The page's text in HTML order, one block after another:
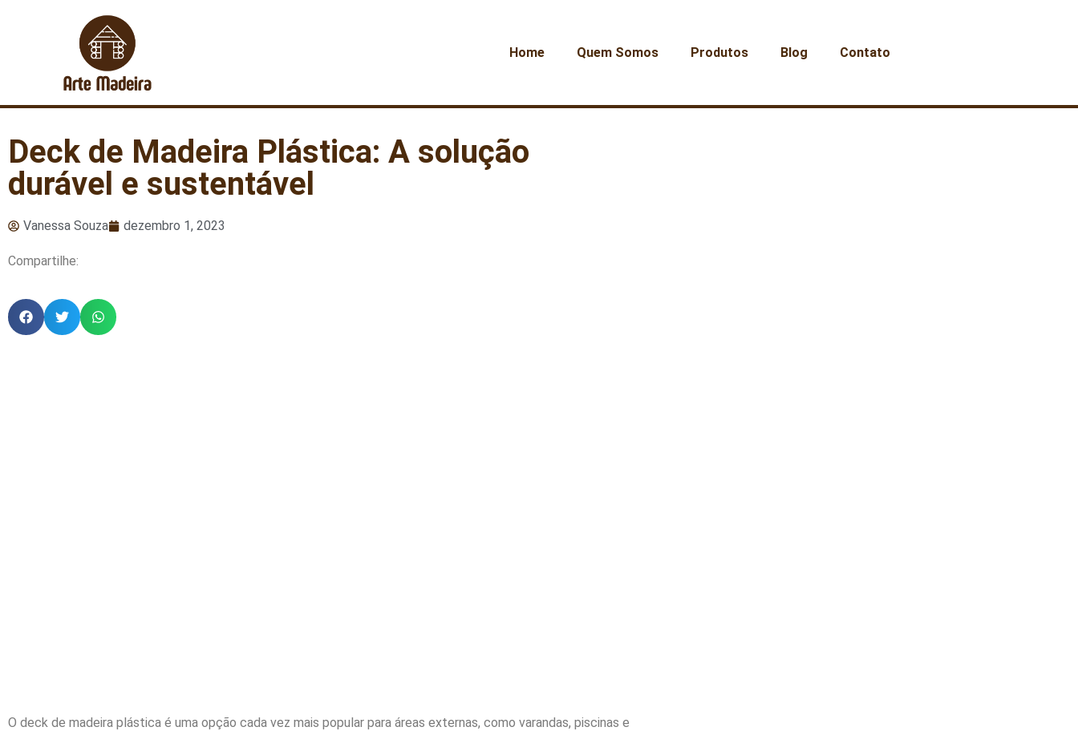
Home Quem Somos Produtos Blog Contato
Deck de Madeira Plástica: A solução
durável e sustentável
Vanessa Souza dezembro 1, 2023
Compartilhe:
O deck de madeira plástica é uma opção cada vez mais popular para áreas externas, como varandas, piscinas e